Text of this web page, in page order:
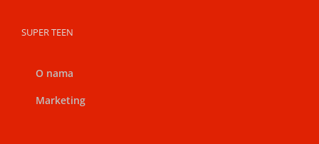
SUPER TEEN
O nama
Marketing